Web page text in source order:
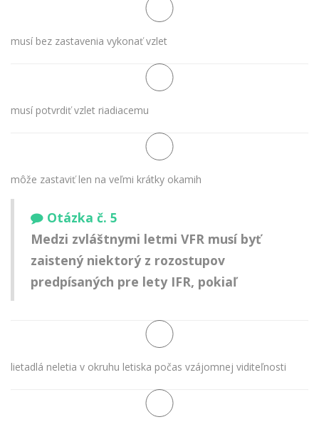
musí bez zastavenia vykonať vzlet
musí potvrdiť vzlet riadiacemu
môže zastaviť len na veľmi krátky okamih
Otázka č. 5
Medzi zvláštnymi letmi VFR musí byť
zaistený niektorý z rozostupov
predpísaných pre lety IFR, pokiaľ
lietadlá neletia v okruhu letiska počas vzájomnej viditeľnosti